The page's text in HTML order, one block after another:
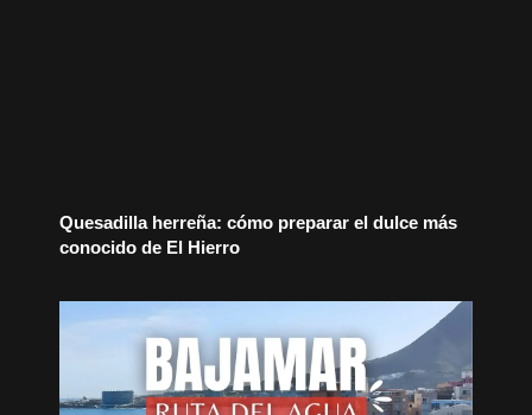
Quesadilla herreña: cómo preparar el dulce más
conocido de El Hierro